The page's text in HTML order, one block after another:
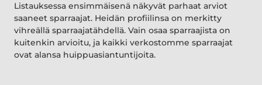
Listauksessa ensimmäisenä näkyvät parhaat arviot
saaneet sparraajat. Heidän profiilinsa on merkitty
vihreällä sparraajatähdellä. Vain osaa sparraajista on
kuitenkin arvioitu, ja kaikki verkostomme sparraajat
ovat alansa huippuasiantuntijoita.